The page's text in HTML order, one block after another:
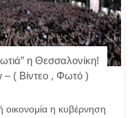
η Θεσσαλονίκη!
– ( Βίντεο , Φωτό )
οικονομία η κυβέρνηση